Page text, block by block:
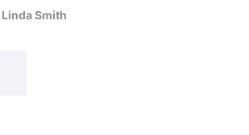
Linda Smith